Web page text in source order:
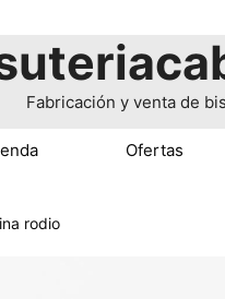
Fabricación y venta de
Ofertas
rodio